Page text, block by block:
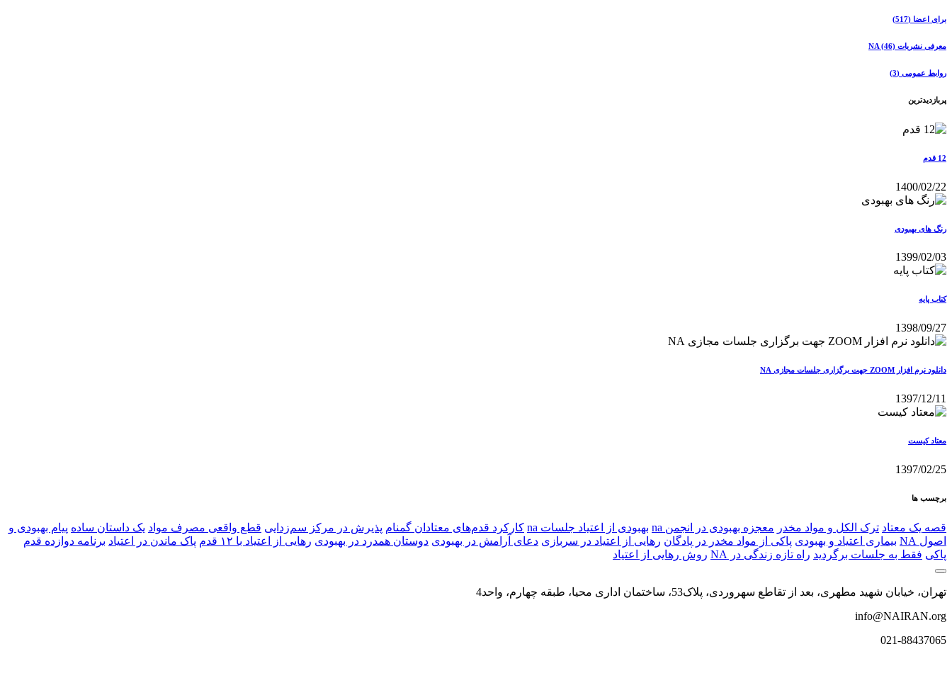
برای اعضا (517)
معرفی نشریات NA (46)
روابط عمومی (3)
پربازدیدترین
12 قدم
1400/02/22
رنگ های بهبودی
1399/02/03
کتاب پایه
1398/09/27
دانلود نرم افزار ZOOM جهت برگزاری جلسات مجازی NA
1397/12/11
معتاد کيست
1397/02/25
برچسب ها
قصه یک معتاد ترک الکل و مواد مخدر معجزه بهبودی در انجمن na بهبودی از اعتیاد جلسات na کارکرد قدم‌های معتادان گمنام پذیرش در مرکز سم‌زدایی قطع واقعی مصرف مواد یک داستان ساده پیام بهبودی و
اصول NA
بیماری اعتیاد و بهبودی پاکی از مواد مخدر در پادگان رهایی از اعتیاد در سربازی دعای آرامش در بهبودی دوستان همدرد در بهبودی رهایی از اعتیاد با ۱۲ قدم پاک ماندن در اعتیاد برنامه دوازده قدم
پاکی فقط به جلسات برگردید راه تازه زندگی در NA روش رهایی از اعتیاد
تهران، خیابان شهید مطهری، بعد از تقاطع سهروردی، پلاک53، ساختمان اداری محیا، طبقه چهارم، واحد4
info@NAIRAN.org
021-88437065